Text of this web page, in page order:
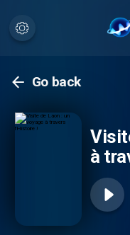
Go back
à